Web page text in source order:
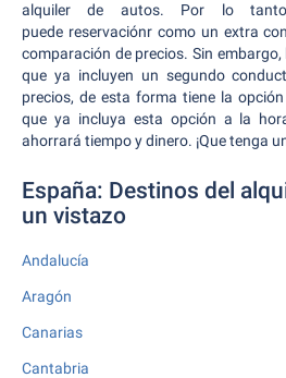
alquiler de autos. Por lo
puede reservaciónr como un extra
comparación de precios. Sin
que ya incluyen un segundo
precios, de esta forma tiene la
que ya incluya esta opción a la
ahorrará tiempo y dinero. ¡Que tenga
España: Destinos del
un vistazo
Andalucía
Aragón
Canarias
Cantabria